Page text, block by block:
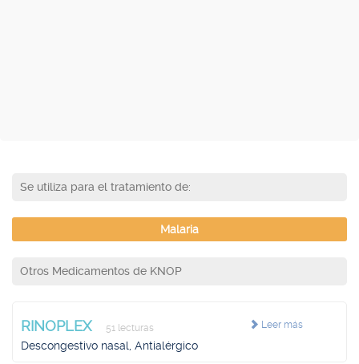
Se utiliza para el tratamiento de:
Malaria
Otros Medicamentos de KNOP
Leer más
RINOPLEX 51 lecturas
Descongestivo nasal, Antialérgico